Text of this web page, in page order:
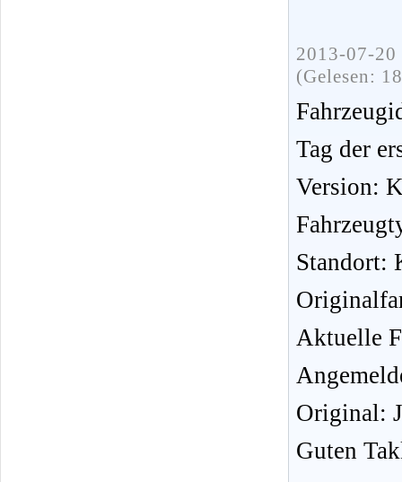
2013-07-
(Gelesen:
Tag der
Version:
Standort:
Aktuelle
Original:
Guten